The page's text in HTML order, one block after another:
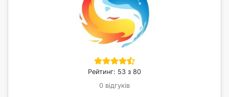
Рейтинг: 53 з 80
0 відгуків